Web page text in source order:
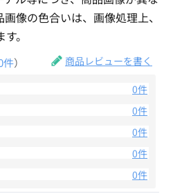
像の色合いは、画像処理上、
。
件） 商品レビューを書く
0件
0件
0件
0件
0件